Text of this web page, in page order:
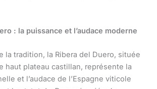
: la puissance et l’audace moderne
la tradition, la Ribera del Duero, située
haut plateau castillan, représente la
et l’audace de l’Espagne viticole